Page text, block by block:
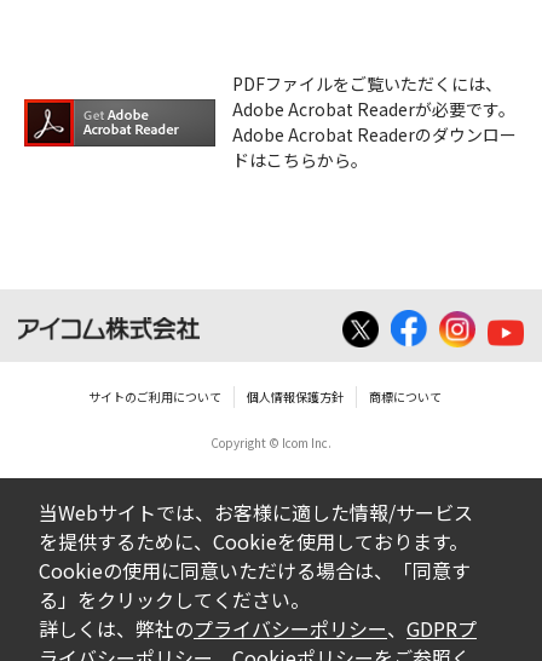
PDFファイルをご覧いただくには、
Adobe Acrobat Readerが必要です。
Adobe Acrobat Readerのダウンロー
ドはこちらから。
サイトのご利用について 個人情報保護方針 商標について
Copyright © Icom Inc.
当Webサイトでは、お客様に適した情報/サービス
を提供するために、Cookieを使用しております。
Cookieの使用に同意いただける場合は、「同意す
る」をクリックしてください。
詳しくは、弊社のプライバシーポリシー、 GDPRプ